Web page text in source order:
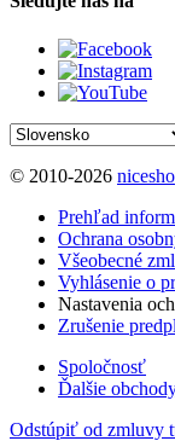
© 2010-2026
Prehľad
Ochrana
Všeobecné
Vyhlásenie o
Nastavenia
Zrušenie
Spoločnosť
Ďalšie
Odstúpiť od zmluvy